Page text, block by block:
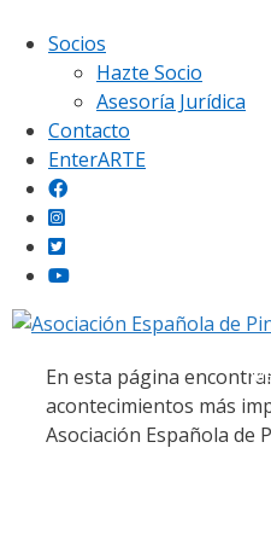
contenido
Socios
Hazte Socio
Asesoría Jurídica
Contacto
EnterARTE
En esta página
acontecimientos más
Asociación Española de